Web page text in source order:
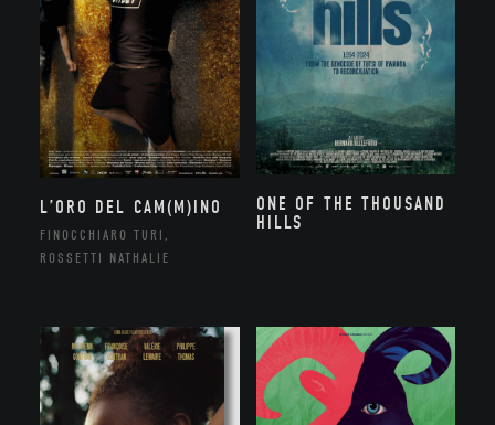
L’ORO DEL CAM(M)INO
FINOCCHIARO TURI,
ROSSETTI NATHALIE
ONE OF THE THOUSAND
HILLS